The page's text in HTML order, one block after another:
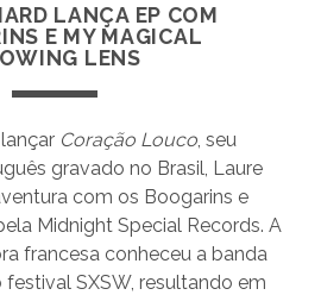
LANÇA EP COM
E MY MAGICAL
LENS
Coração Louco, seu
gravado no Brasil, Laure
com os Boogarins e
Midnight Special Records. A
francesa conheceu a banda
festival SXSW, resultando em